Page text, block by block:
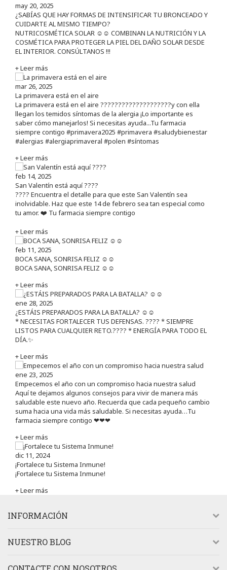
may 20, 2025
¿SABÍAS QUE HAY FORMAS DE INTENSIFICAR TU BRONCEADO Y
CUIDARTE AL MISMO TIEMPO?
NUTRICOSMÉTICA SOLAR ☺️☺️ COMBINAN LA NUTRICIÓN Y LA
COSMÉTICA PARA PROTEGER LA PIEL DEL DAÑO SOLAR DESDE
EL INTERIOR. CONSÚLTANOS !!!
+ Leer más
mar 26, 2025
La primavera está en el aire
La primavera está en el aire ????????????????????y con ella
llegan los temidos síntomas de la alergia ¡Lo importante es
saber cómo manejarlos! Si necesitas ayuda...Tu farmacia
siempre contigo #primavera2025 #primavera #saludybienestar
#alergias #alergiaprimaveral #polen #síntomas
+ Leer más
feb 14, 2025
San Valentín está aquí ????
???? Encuentra el detalle para que este San Valentín sea
inolvidable. Haz que este 14 de febrero sea tan especial como
tu amor. ❤️ Tu farmacia siempre contigo
+ Leer más
feb 11, 2025
BOCA SANA, SONRISA FELIZ ☺️☺️
BOCA SANA, SONRISA FELIZ ☺️☺️
+ Leer más
ene 28, 2025
¿ESTÁIS PREPARADOS PARA LA BATALLA? ☺️☺️
* NECESITAS FORTALECER TUS DEFENSAS. ????️ * SIEMPRE
LISTOS PARA CUALQUIER RETO.???? * ENERGÍA PARA TODO EL
DÍA.✨
+ Leer más
ene 23, 2025
Empecemos el año con un compromiso hacia nuestra salud
Aquí te dejamos algunos consejos para vivir de manera más
saludable este nuevo año. Recuerda que cada pequeño cambio
suma hacia una vida más saludable. Si necesitas ayuda…Tu
farmacia siempre contigo ❤❤❤
+ Leer más
dic 11, 2024
¡Fortalece tu Sistema Inmune!
¡Fortalece tu Sistema Inmune!
+ Leer más
INFORMACIÓN
NUESTRO BLOG